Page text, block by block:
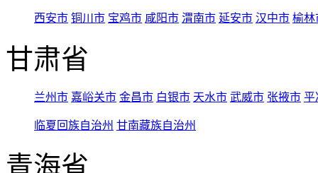
西安市 铜川市 宝鸡市 咸阳市 渭南市 延安市 汉中市 榆林
甘肃省
兰州市 嘉峪关市 金昌市 白银市 天水市 武威市 张掖市 平
临夏回族自治州 甘南藏族自治州
青海省